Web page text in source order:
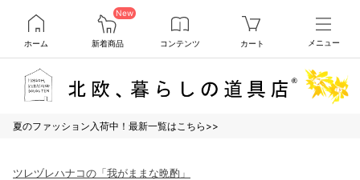
ホーム
New
新着商品 コンテンツ カート メニュー
夏のファッション入荷中！最新一覧はこちら>>
ツレヅレハナコの「我がままな晩酌」